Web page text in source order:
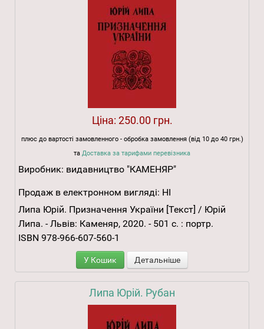
Ціна: 250.00 грн.
плюс до вартості замовленного - обробка замовлення (від 10 до 40 грн.)
та Доставка за тарифами перевізника
Виробник: видавництво "КАМЕНЯР"
Продаж в електронном вигляді: НІ
Липа Юрій. Призначення України [Текст] / Юрій
Липа. - Львів: Каменяр, 2020. - 501 с. : портр.
ISBN 978-966-607-560-1
У Кошик Детальніше
Липа Юрій. Рубан